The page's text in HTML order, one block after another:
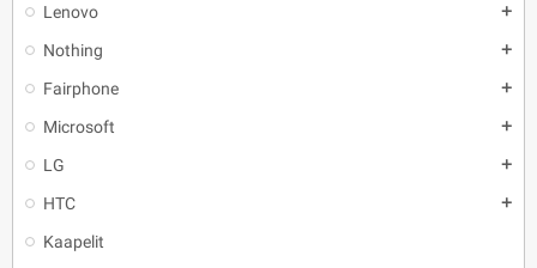
Lenovo add
Nothing add
Fairphone add
Microsoft add
LG add
HTC add
Kaapelit